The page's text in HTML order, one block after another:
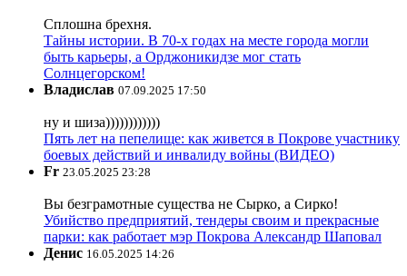
Сплошна брехня.
Тайны истории. В 70-х годах на месте города могли
быть карьеры, а Орджоникидзе мог стать
Солнцегорском!
Владислав 07.09.2025 17:50
ну и шиза))))))))))))
Пять лет на пепелище: как живется в Покрове участнику
боевых действий и инвалиду войны (ВИДЕО)
Fr 23.05.2025 23:28
Вы безграмотные существа не Сырко, а Сирко!
Убийство предприятий, тендеры своим и прекрасные
парки: как работает мэр Покрова Александр Шаповал
Денис 16.05.2025 14:26